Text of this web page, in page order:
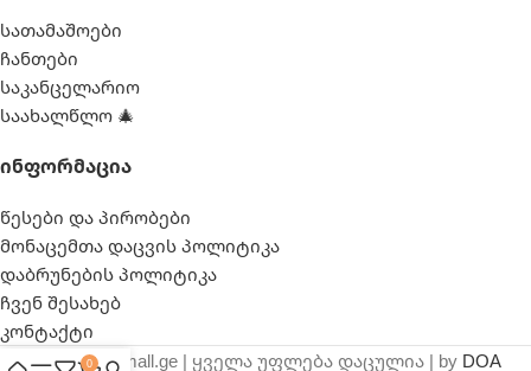
სათამაშოები
ჩანთები
საკანცელარიო
საახალწლო 🎄
Ინფორმაცია
წესები და პირობები
მონაცემთა დაცვის პოლიტიკა
დაბრუნების პოლიტიკა
ჩვენ შესახებ
კონტაქტი
© 2025 webmall.ge | ყველა უფლება დაცულია | by DOA
0